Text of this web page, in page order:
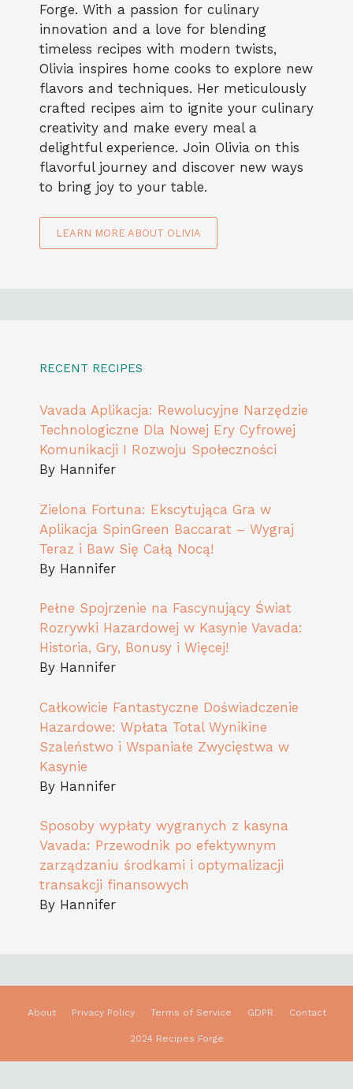
Forge. With a passion for culinary
innovation and a love for blending
timeless recipes with modern twists,
Olivia inspires home cooks to explore new
flavors and techniques. Her meticulously
crafted recipes aim to ignite your culinary
creativity and make every meal a
delightful experience. Join Olivia on this
flavorful journey and discover new ways
to bring joy to your table.
LEARN MORE ABOUT OLIVIA
RECENT RECIPES
Vavada Aplikacja: Rewolucyjne Narzędzie
Technologiczne Dla Nowej Ery Cyfrowej
Komunikacji I Rozwoju Społeczności
By Hannifer
Zielona Fortuna: Ekscytująca Gra w
Aplikacja SpinGreen Baccarat – Wygraj
Teraz i Baw Się Całą Nocą!
By Hannifer
Pełne Spojrzenie na Fascynujący Świat
Rozrywki Hazardowej w Kasynie Vavada:
Historia, Gry, Bonusy i Więcej!
By Hannifer
Całkowicie Fantastyczne Doświadczenie
Hazardowe: Wpłata Total Wynikine
Szaleństwo i Wspaniałe Zwycięstwa w
Kasynie
By Hannifer
Sposoby wypłaty wygranych z kasyna
Vavada: Przewodnik po efektywnym
zarządzaniu środkami i optymalizacji
transakcji finansowych
By Hannifer
About Privacy Policy Terms of Service GDPR Contact
2024 Recipes Forge